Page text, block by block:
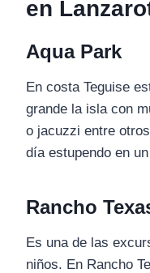
en
Aqua Park
En costa Teguise
grande la isla con
o jacuzzi entre
día estupendo en
Rancho
Es una de las
niños. En Rancho